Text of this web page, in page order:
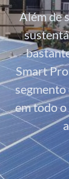
Além de
Smart
em todo o